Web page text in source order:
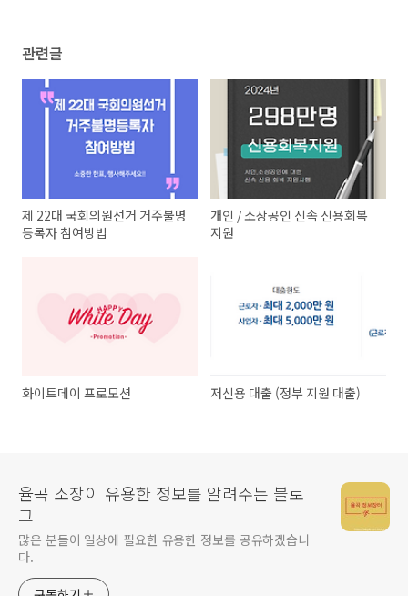
관련글
제 22대 국회의원선거 거주불명
등록자 참여방법
개인 / 소상공인 신속 신용회복
지원
화이트데이 프로모션 저신용 대출 (정부 지원 대출)
율곡 소장이 유용한 정보를 알려주는 블로
그
많은 분들이 일상에 필요한 유용한 정보를 공유하겠습니
다.